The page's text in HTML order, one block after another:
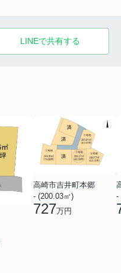
LINEで共有する
高崎市吉井町本郷
- (200.03㎡)
727万円
-